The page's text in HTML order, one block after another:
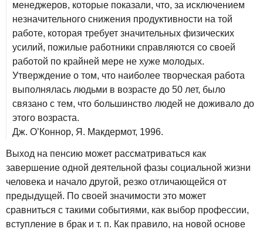
менеджеров, которые показали, что, за исключением
незначительного снижения продуктивности на той
работе, которая требует значительных физических
усилий, пожилые работники справляются со своей
работой по крайней мере не хуже молодых.
Утверждение о том, что наиболее творческая работа
выполнялась людьми в возрасте до 50 лет, было
связано с тем, что большинство людей не доживало до
этого возраста.
Дж. О’Коннор, Я. Макдермот, 1996.
Выход на пенсию может рассматриваться как
завершение одной деятельной фазы социальной жизни
человека и начало другой, резко отличающейся от
предыдущей. По своей значимости это может
сравниться с такими событиями, как выбор профессии,
вступление в брак и т. п. Как правило, на новой основе